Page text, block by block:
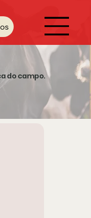
do campo.